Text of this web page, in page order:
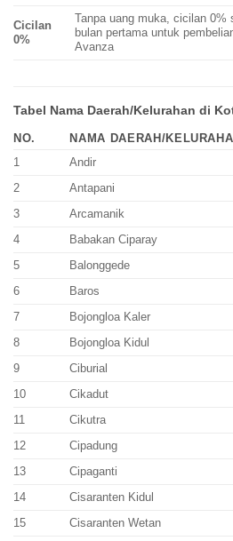
Cicilan
0%
Tanpa uang muka, cicilan 0%
bulan pertama untuk
Avanza
Tabel Nama Daerah/Kelurahan di
NO.
NAMA DAERAH/
1
Andir
2
Antapani
3
Arcamanik
4
Babakan Ciparay
5
Balonggede
6
Baros
7
Bojongloa Kaler
8
Bojongloa Kidul
9
Ciburial
10
Cikadut
11
Cikutra
12
Cipadung
13
Cipaganti
14
Cisaranten Kidul
15
Cisaranten Wetan